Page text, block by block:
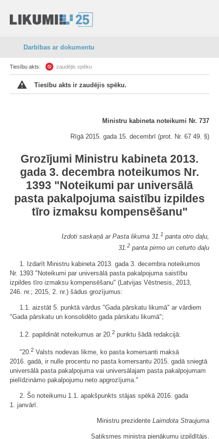
Darbības ar dokumentu
Tiesību akts: zaudējis spēku
Tiesību akts ir zaudējis spēku.
Ministru kabineta noteikumi Nr. 737
Rīgā 2015. gada 15. decembrī (prot. Nr. 67 49. §)
Grozījumi Ministru kabineta 2013.
gada 3. decembra noteikumos Nr.
1393 "Noteikumi par universālā
pasta pakalpojuma saistību izpildes
tīro izmaksu kompensēšanu"
Izdoti saskaņā ar Pasta likuma 31. 1 panta otro daļu,
31.2 panta pirmo un ceturto daļu
1. Izdarīt Ministru kabineta 2013. gada 3. decembra noteikumos
Nr. 1393 "Noteikumi par universālā pasta pakalpojuma saistību
izpildes tīro izmaksu kompensēšanu" (Latvijas Vēstnesis, 2013,
246. nr.; 2015, 2. nr.) šādus grozījumus:
1.1. aizstāt 5. punktā vārdus "Gada pārskatu likumā" ar vārdiem
"Gada pārskatu un konsolidēto gada pārskatu likumā";
1.2. papildināt noteikumus ar 20. 2 punktu šādā redakcijā:
"20.2 Valsts nodevas likme, ko pasta komersanti maksā
2016. gadā, ir nulle procentu no pasta komersantu 2015. gadā sniegtā
universālā pasta pakalpojuma vai universālajam pasta pakalpojumam
pielīdzināmo pakalpojumu neto apgrozījuma."
2. Šo noteikumu 1.1. apakšpunkts stājas spēkā 2016. gada
1. janvārī.
Ministru prezidente Laimdota Straujuma
Satiksmes ministra pienākumu izpildītājs,